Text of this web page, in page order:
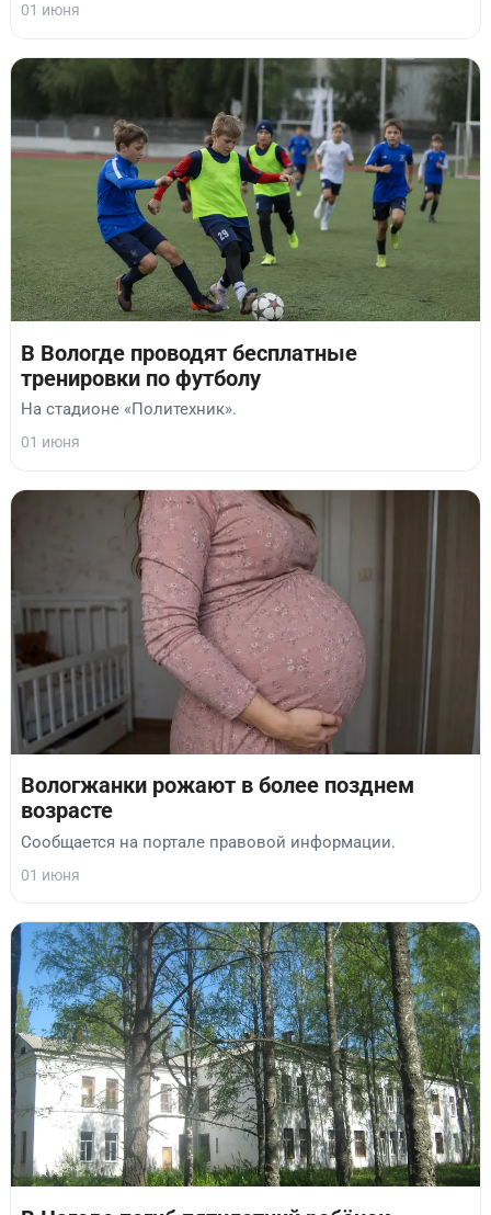
01 июня
В Вологде проводят бесплатные
тренировки по футболу
На стадионе «Политехник».
01 июня
Вологжанки рожают в более позднем
возрасте
Сообщается на портале правовой информации.
01 июня